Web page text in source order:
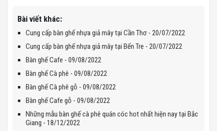
Bài viết khác:
Cung cấp bàn ghế nhựa giả mây tại Cần Thơ - 20/07/2022
Cung cấp bàn ghế nhựa giả mây tại Bến Tre - 20/07/2022
Bàn ghế Cafe - 09/08/2022
Bàn ghế Cà phê - 09/08/2022
Bàn ghế Cà phê gỗ - 09/08/2022
Bàn ghế Cafe gỗ - 09/08/2022
Những mẫu bàn ghế cà phê quán cóc hot nhất hiện nay tại Bắc
Giang - 18/12/2022